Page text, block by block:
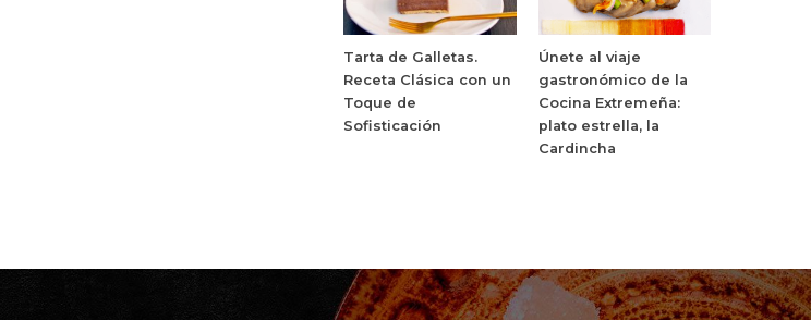
Tarta de Galletas.
Receta Clásica con un
Toque de
Sofisticación
Únete al viaje
gastronómico de la
Cocina Extremeña:
plato estrella, la
Cardincha